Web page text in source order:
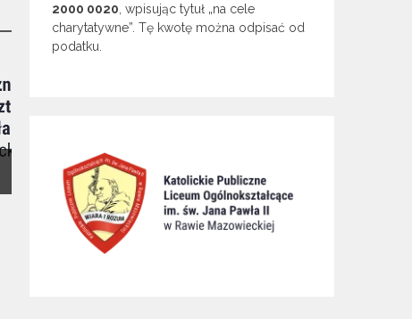
2000 0020 , wpisując tytuł „na cele
charytatywne”. Tę kwotę można odpisać od
podatku.